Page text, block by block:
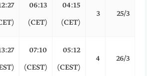
25/3
3
04:15
(CET)
06:13
(CET)
(CET)
26/3
4
05:12
(CEST)
07:10
(CEST)
(CEST)